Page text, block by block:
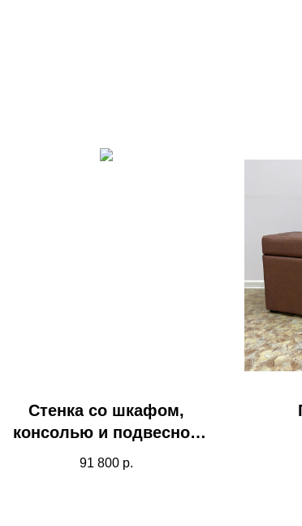
Стенка со шкафом,
консолью и подвесной
тумбой.
91 800 р.